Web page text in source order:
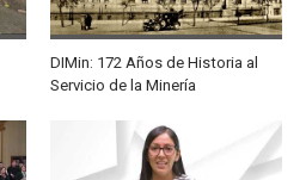
DIMin: 172 Años de Historia al
Servicio de la Minería